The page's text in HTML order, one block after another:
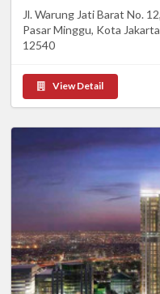
Jl. Warung Jati Barat No.
Pasar Minggu, Kota
12540
View Detail